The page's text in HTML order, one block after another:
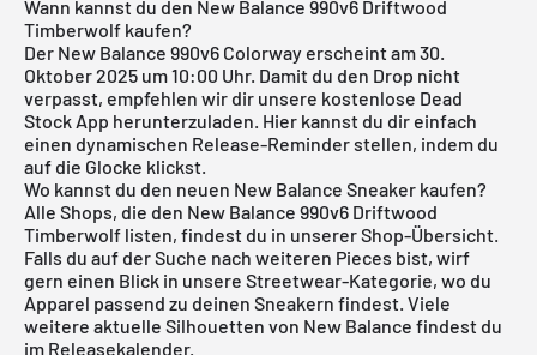
Wann kannst du den New Balance 990v6 Driftwood
Timberwolf kaufen?
Der New Balance 990v6 Colorway erscheint am 30.
Oktober 2025 um 10:00 Uhr. Damit du den Drop nicht
verpasst, empfehlen wir dir unsere kostenlose Dead
Stock App herunterzuladen. Hier kannst du dir einfach
einen dynamischen Release-Reminder stellen, indem du
auf die Glocke klickst.
Wo kannst du den neuen New Balance Sneaker kaufen?
Alle Shops, die den New Balance 990v6 Driftwood
Timberwolf listen, findest du in unserer Shop-Übersicht.
Falls du auf der Suche nach weiteren Pieces bist, wirf
gern einen Blick in unsere Streetwear-Kategorie, wo du
Apparel passend zu deinen Sneakern findest. Viele
weitere aktuelle Silhouetten von New Balance findest du
im Releasekalender.